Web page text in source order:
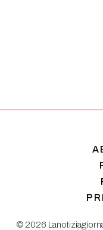
© 2026